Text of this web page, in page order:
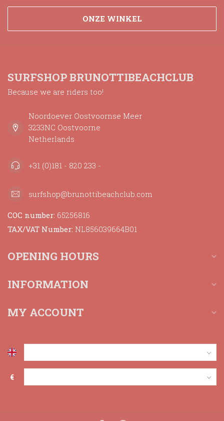
ONZE WINKEL
SURFSHOP BRUNOTTIBEACHCLUB
Because we are riders too!
Noordoever Oostvoornse Meer
3233NC Oostvoorne
Netherlands
+31 (0)181 - 820 233 -
surfshop@brunottibeachclub.com
COC number: 65256816
TAX/VAT Number: NL856039664B01
OPENING HOURS
INFORMATION
MY ACCOUNT
€